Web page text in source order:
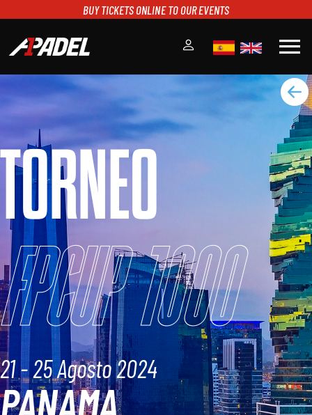
BUY TICKETS ONLINE TO OUR EVENTS
menu
A1PADEL
RANKING
CALENDARIO
TORNEOS
MULTIMEDIA
TORNEO
FPCUP 1000
21 - 25 Agosto 2024
PANAMA